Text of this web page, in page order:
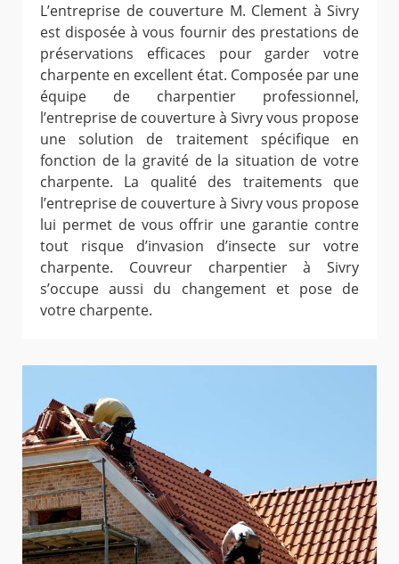
L’entreprise de couverture M. Clement à Sivry
est disposée à vous fournir des prestations de
préservations efficaces pour garder votre
charpente en excellent état. Composée par une
équipe de charpentier professionnel,
l’entreprise de couverture à Sivry vous propose
une solution de traitement spécifique en
fonction de la gravité de la situation de votre
charpente. La qualité des traitements que
l’entreprise de couverture à Sivry vous propose
lui permet de vous offrir une garantie contre
tout risque d’invasion d’insecte sur votre
charpente. Couvreur charpentier à Sivry
s’occupe aussi du changement et pose de
votre charpente.